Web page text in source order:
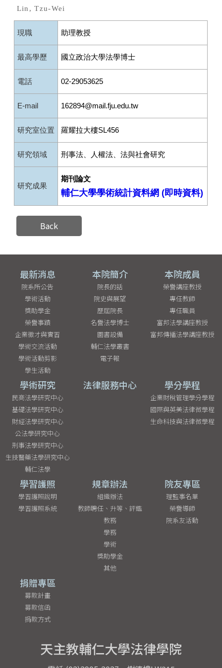
Lin, Tzu-Wei
現職 助理教授
最高學歷 國立政治大學法學博士
電話 02-29053625
E-mail 162894@mail.fju.edu.tw
研究室位置 羅耀拉大樓SL456
研究領域 刑事法、人權法、法與社會研究
研究成果
期刊論文
輔仁大學學術統計資料網 (即時資料)
Back
最新消息
院系所公告
學術活動
獎助學金
榮譽事蹟
企業徵才與實習
學術交流活動
學術活動剪影
學生活動
本院簡介
院長的話
院史與展望
歷屆院長
名譽法學博士
圖書設備
輔仁法學叢書
電子報
本院成員
榮譽講座教授
專任教師
專任職員
富邦法學講座教授
富邦傳播法學講座教授
學術研究
民商法學研究中心
基礎法學研究中心
財經法學研究中心
公法學研究中心
刑事法學研究中心
生技醫藥法學研究中心
輔仁法學
法律服務中心 學分學程
企業財稅管理學分學程
國際與英美法律微學程
生命科技與法律微學程
學習護照
學習護照說明
學習護照系統
規章辦法
組織辦法
教師聘任、升等、評鑑
教務
學務
學術
獎助學金
其他
院友專區
理監事名單
榮譽導師
院系友活動
捐贈專區
募款計畫
募款信函
捐款方式
天主教輔仁大學法律學院